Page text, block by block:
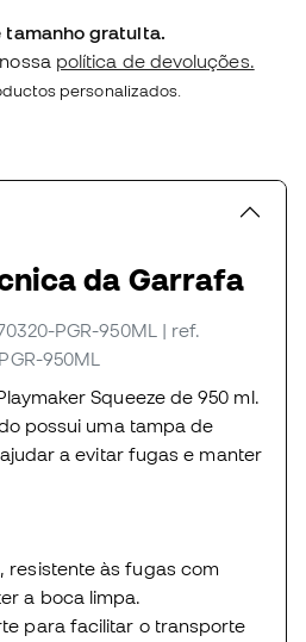
tamanho gratuita.
política de devoluções.
personalizados.
da Garrafa
PGR-950ML | ref.
950ML
Squeeze de 950 ml.
possui uma tampa de
a evitar fugas e manter
resistente às fugas com
a boca limpa.
para facilitar o transporte